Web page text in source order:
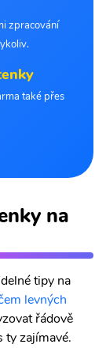
zpracování
také přes
na
tipy na
levných
řádově
ty zajímavé.